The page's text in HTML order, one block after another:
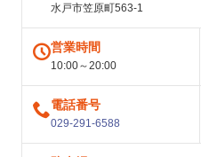
水戸市笠原町563-1
営業時間
10:00～20:00
電話番号
029-291-6588